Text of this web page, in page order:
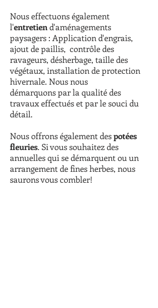
Nous effectuons également
l'entretiend'aménagements
paysagers : Application d'engrais,
ajout de paillis, contrôle des
ravageurs, désherbage, taille des
végétaux, installation de protection
hivernale. Nous nous
démarquons par la qualité des
travaux effectués et par le souci du
détail.
Nous offrons également despotées
fleuries. Si vous souhaitez des
annuelles qui se démarquent ou un
arrangement de fines herbes, nous
saurons vous combler!